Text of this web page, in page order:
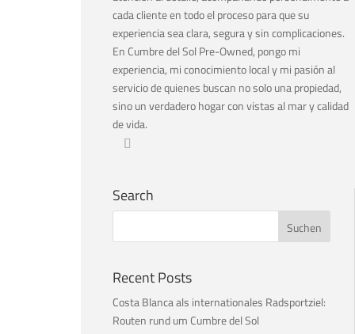
cada cliente en todo el proceso para que su
experiencia sea clara, segura y sin complicaciones.
En Cumbre del Sol Pre-Owned, pongo mi
experiencia, mi conocimiento local y mi pasión al
servicio de quienes buscan no solo una propiedad,
sino un verdadero hogar con vistas al mar y calidad
de vida.
Search
Recent Posts
Costa Blanca als internationales Radsportziel:
Routen rund um Cumbre del Sol